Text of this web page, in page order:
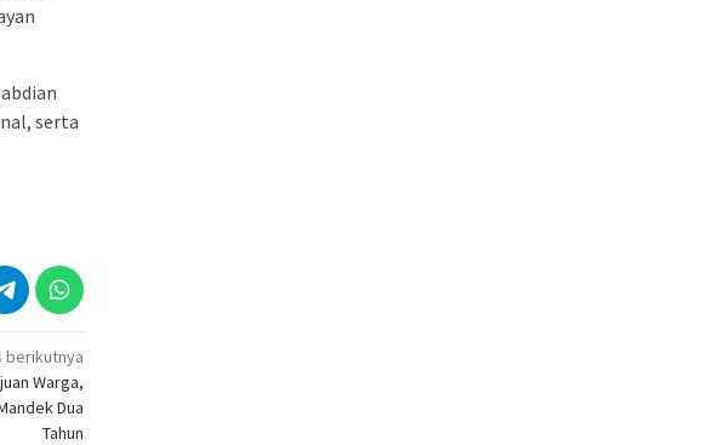
serta
berikutnya
Warga,
Dua
Tahun